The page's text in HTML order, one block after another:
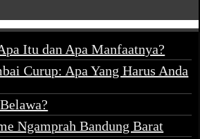
Itu dan Apa Manfaatnya?
Curup: Apa Yang Harus Anda
Ngamprah Bandung Barat